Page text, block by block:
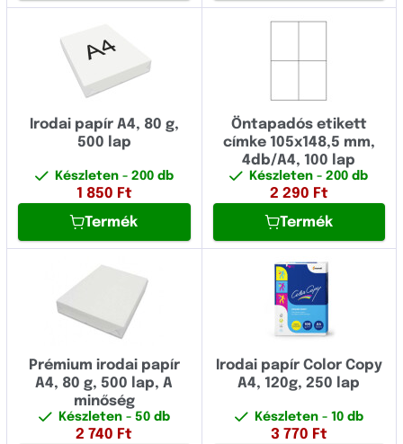
Irodai papír A4, 80 g,
500 lap
Készleten - 200 db
1 850 Ft
Termék
Öntapadós etikett
címke 105x148,5 mm,
4db/A4, 100 lap
Készleten- 200 db
2 290 Ft
Termék
Prémium irodai papír
A4, 80 g, 500 lap, A
minőség
Készleten - 50 db
2 740 Ft
Irodai papír Color Copy
A4, 120g, 250 lap
Készleten - 10 db
3 770 Ft